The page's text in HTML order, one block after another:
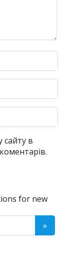
сайту в
for new